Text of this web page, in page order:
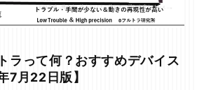
ラって何？おすすめデバイス
7月22日版】